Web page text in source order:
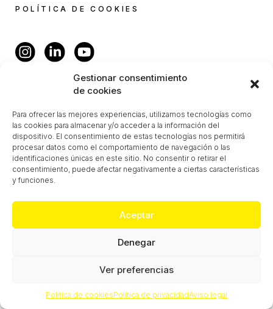
Gestionar consentimiento
de cookies
Para ofrecer las mejores experiencias, utilizamos tecnologías como
las cookies para almacenar y/o acceder a la información del
dispositivo. El consentimiento de estas tecnologías nos permitirá
procesar datos como el comportamiento de navegación o las
identificaciones únicas en este sitio. No consentir o retirar el
consentimiento, puede afectar negativamente a ciertas características
y funciones.
Aceptar
Denegar
Ver preferencias
Política de cookiesPolítica de privacidadAviso legal
POLÍTICA DE COOKIES